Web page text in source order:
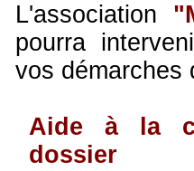
L'association
pourra
vos démarches
Aide à la
dossier